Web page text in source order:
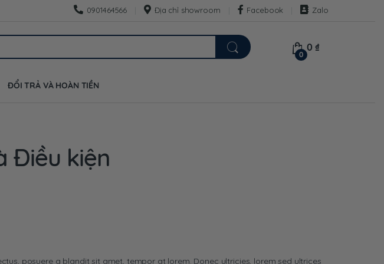
0901464566 Địa chỉ showroom Facebook Zalo
0
0 ₫
ĐỔI TRẢ VÀ HOÀN TIỀN
Điều kiện
posuere a blandit sit amet, tempor at lorem. Donec ultricies, lorem sed ultrices